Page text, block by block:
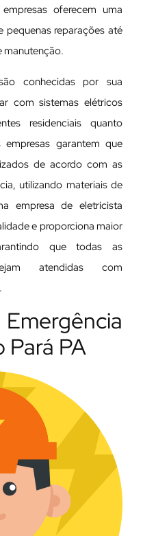
oferecem uma
pequenas reparações até
manutenção.
conhecidas por sua
com sistemas elétricos
residenciais quanto
empresas garantem que
de acordo com as
utilizando materiais de
empresa de eletricista
e proporciona maior
que todas as
atendidas com
Pará PA